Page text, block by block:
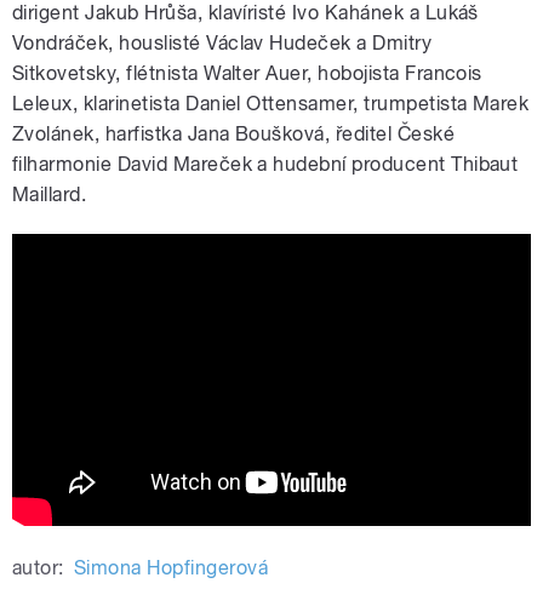
dirigent Jakub Hrůša, klavíristé Ivo Kahánek a Lukáš
Vondráček, houslisté Václav Hudeček a Dmitry
Sitkovetsky, flétnista Walter Auer, hobojista Francois
Leleux, klarinetista Daniel Ottensamer, trumpetista Marek
Zvolánek, harfistka Jana Boušková, ředitel České
filharmonie David Mareček a hudební producent Thibaut
Maillard.
autor: Simona Hopfingerová